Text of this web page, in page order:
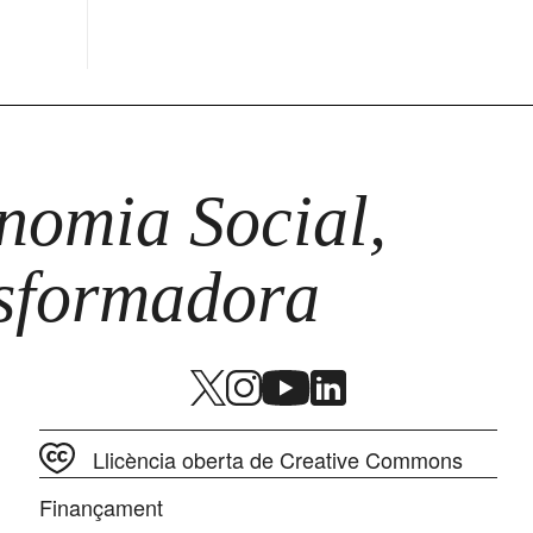
Social,
Llicència oberta de Creative Commons
Finançament